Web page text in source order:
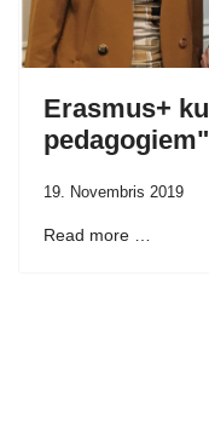
Erasmus+
pedagogiem"
19. Novembris 2019
Read more …